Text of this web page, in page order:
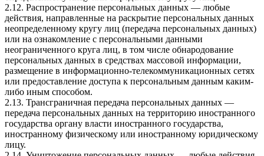
2.12. Распространение персональных данных — любые
действия, направленные на раскрытие персональных данных
неопределенному кругу лиц (передача персональных данных)
или на ознакомление с персональными данными
неограниченного круга лиц, в том числе обнародование
персональных данных в средствах массовой информации,
размещение в информационно-телекоммуникационных сетях
или предоставление доступа к персональным данным каким-
либо иным способом.
2.13. Трансграничная передача персональных данных —
передача персональных данных на территорию иностранного
государства органу власти иностранного государства,
иностранному физическому или иностранному юридическому
лицу.